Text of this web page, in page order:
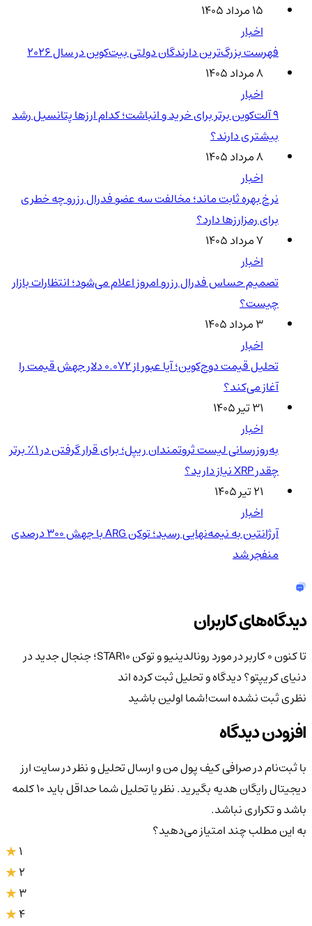
۱۵ مرداد ۱۴۰۵
اخبار
فهرست بزرگ‌ترین دارندگان دولتی بیت‌کوین در سال 2026
۸ مرداد ۱۴۰۵
اخبار
۹ آلت‌کوین برتر برای خرید و انباشت؛ کدام ارزها پتانسیل رشد
بیشتری دارند؟
۸ مرداد ۱۴۰۵
اخبار
نرخ بهره ثابت ماند؛ مخالفت سه عضو فدرال رزرو چه خطری
برای رمزارزها دارد؟
۷ مرداد ۱۴۰۵
اخبار
تصمیم حساس فدرال رزرو امروز اعلام می‌شود؛ انتظارات بازار
چیست؟
۳ مرداد ۱۴۰۵
اخبار
تحلیل قیمت دوج‌کوین؛ آیا عبور از ۰.۰۷۲ دلار جهش قیمت را
آغاز می‌کند؟
۳۱ تیر ۱۴۰۵
اخبار
به‌روزرسانی لیست ثروتمندان ریپل؛ برای قرار گرفتن در ۱٪ برتر
چقدر XRP نیاز دارید؟
۲۱ تیر ۱۴۰۵
اخبار
آرژانتین به نیمه‌نهایی رسید؛ توکن ARG با جهش ۳۰۰ درصدی
منفجر شد
دیدگاه‌های کاربران
تا کنون 0 کاربر در مورد
رونالدینیو و توکن STAR10؛ جنجال جدید در
دنیای کریپتو؟دیدگاه و تحلیل ثبت کرده اند
نظری ثبت نشده است!شما اولین باشید
افزودن دیدگاه
با ثبت‌نام در صرافی کیف پول من و ارسال تحلیل و نظر در سایت ارز
دیجیتال رایگان هدیه بگیرید. نظر یا تحلیل شما حداقل باید ۱۰ کلمه
باشد و تکراری نباشد.
به این مطلب چند امتیاز می‌دهید؟
3
4